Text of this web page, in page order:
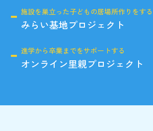
施設を巣立った子どもの居場所作りをする
みらい基地プロジェクト
進学から卒業までをサポートする
オンライン里親プロジェクト